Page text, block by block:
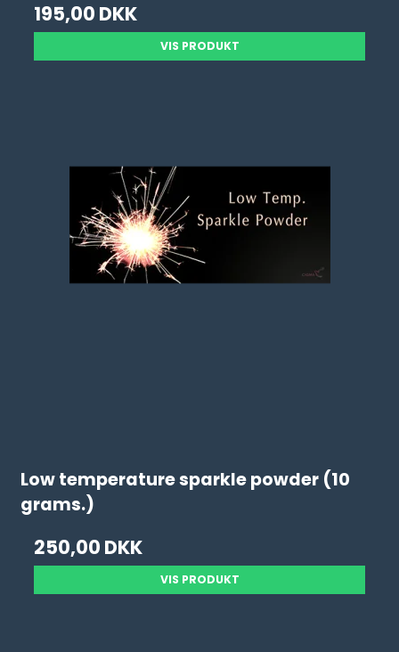
195,00 DKK
VIS PRODUKT
Low temperature sparkle powder (10
grams.)
250,00 DKK
VIS PRODUKT